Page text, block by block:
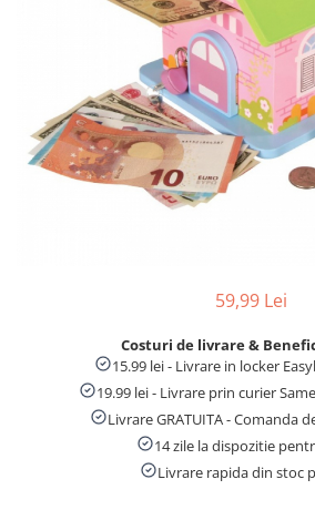
59,99 Lei
Costuri de livrare &
15.99 lei - Livrare in locker
19.99 lei - Livrare prin curier
Livrare GRATUITA - Comanda
14 zile la dispozitie
Livrare rapida din stoc